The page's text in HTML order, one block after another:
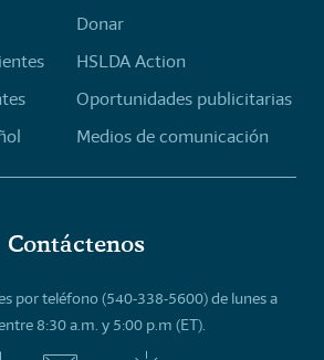
Donar
HSLDA Action
Oportunidades publicitarias
Medios de comunicación
Contáctenos
por teléfono (540-338-5600) de lunes a
8:30 a.m. y 5:00 p.m (ET).